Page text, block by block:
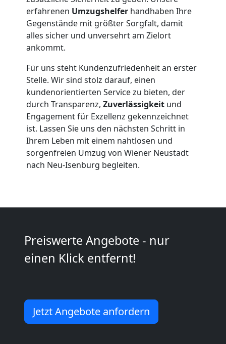
erfahrenen Umzugshelfer handhaben Ihre
Gegenstände mit größter Sorgfalt, damit
alles sicher und unversehrt am Zielort
ankommt.
Für uns steht Kundenzufriedenheit an erster
Stelle. Wir sind stolz darauf, einen
kundenorientierten Service zu bieten, der
durch Transparenz, Zuverlässigkeit und
Engagement für Exzellenz gekennzeichnet
ist. Lassen Sie uns den nächsten Schritt in
Ihrem Leben mit einem nahtlosen und
sorgenfreien Umzug von Wiener Neustadt
nach Neu-Isenburg begleiten.
Preiswerte Angebote - nur
einen Klick entfernt!
Jetzt Angebote anfordern
Möbelmontage
Wiener
Neustadt
Möbeltransport
Wiener
Beiladung
Wiener
Neustadt
Mini
Umzug